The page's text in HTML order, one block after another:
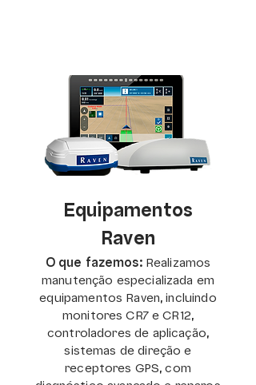
Equipamentos
Raven
O que fazemos: Realizamos
manutenção especializada em
equipamentos Raven, incluindo
monitores CR7 e CR12,
controladores de aplicação,
sistemas de direção e
receptores GPS, com